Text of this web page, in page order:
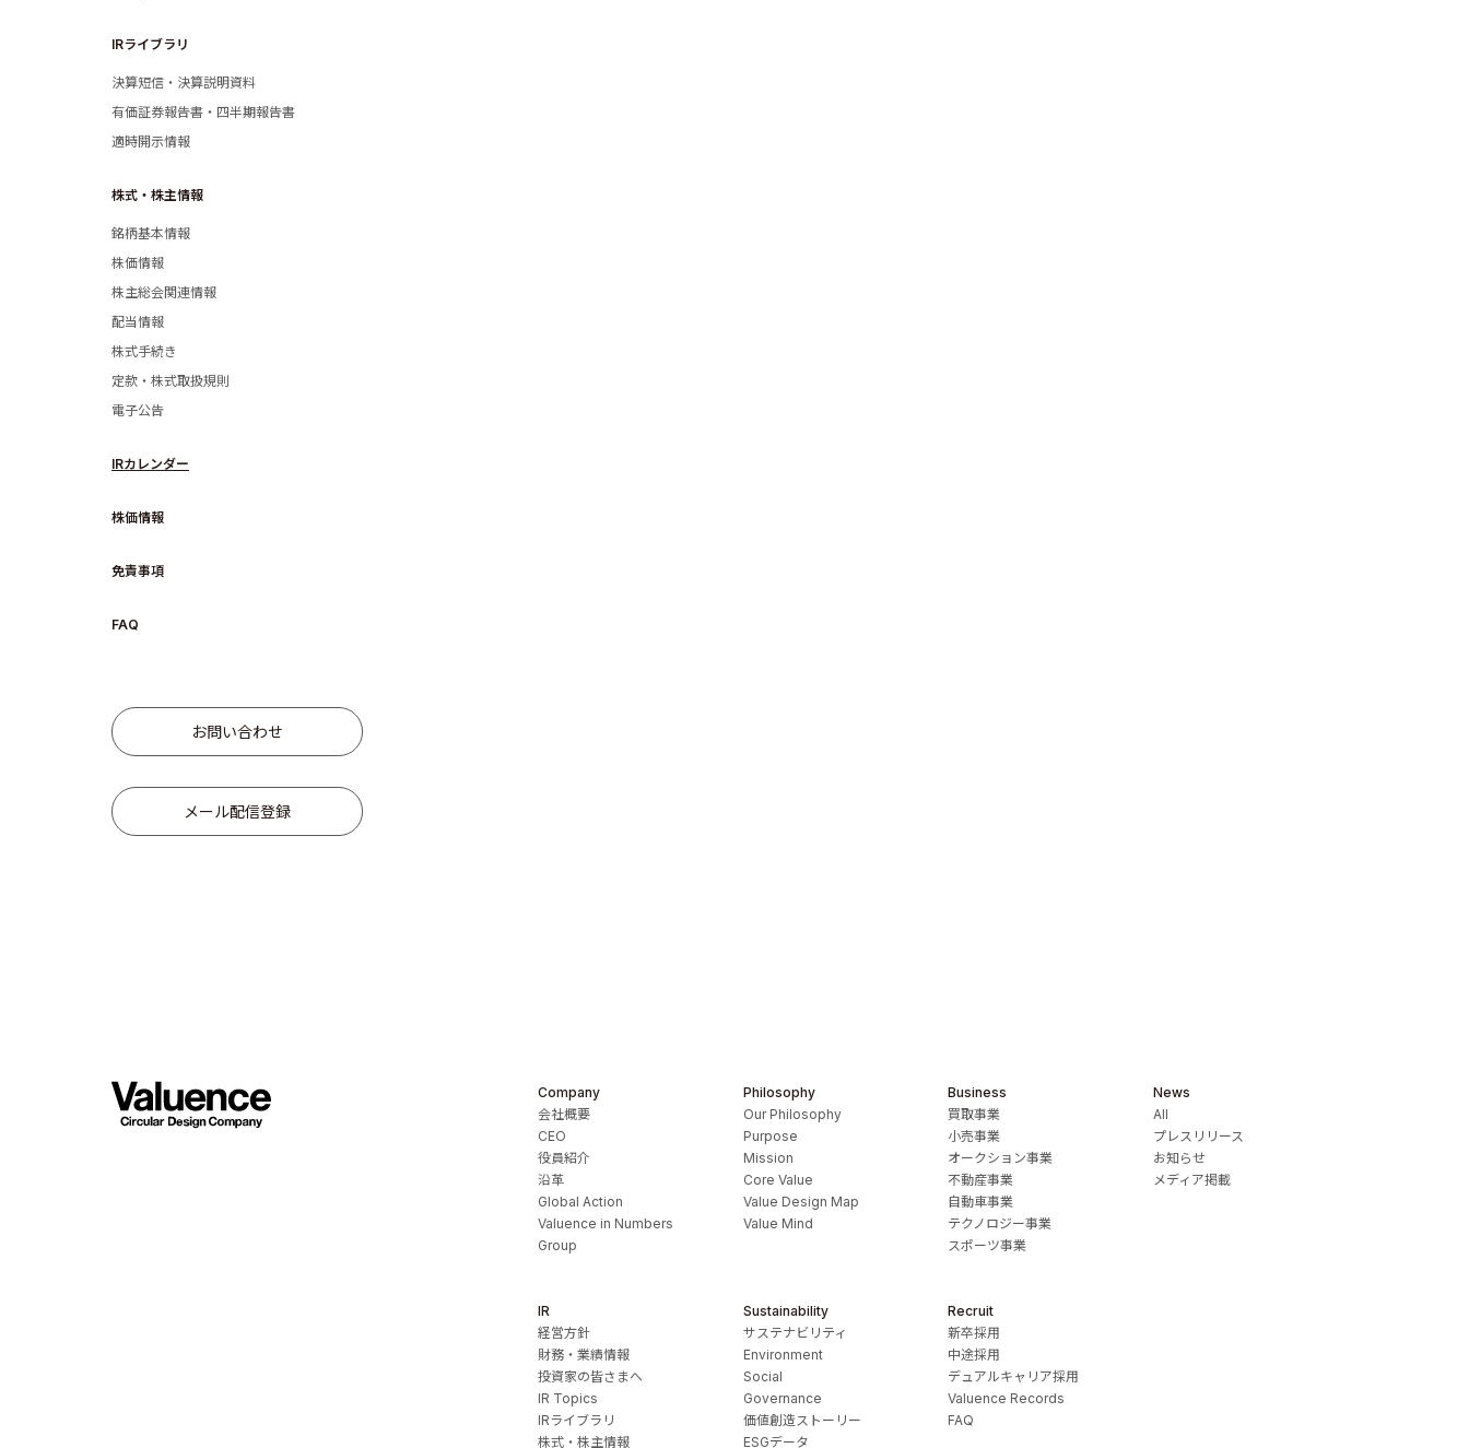
Business
News
Investor Relations
Sustainability
Recruit
IRライブラリ
決算短信・決算説明資料
有価証券報告書・四半期報告書
適時開示情報
株式・株主情報
銘柄基本情報
株価情報
株主総会関連情報
配当情報
株式手続き
定款・株式取扱規則
電子公告
IRカレンダー
株価情報
免責事項
FAQ
お問い合わせ
メール配信登録
Company
会社概要
CEO
役員紹介
沿革
Global Action
Valuence in Numbers
Group
Philosophy
Our Philosophy
Purpose
Mission
Core Value
Value Design Map
Value Mind
Business
買取事業
小売事業
オークション事業
不動産事業
自動車事業
テクノロジー事業
スポーツ事業
News
All
プレスリリース
お知らせ
メディア掲載
IR
経営方針
財務・業績情報
投資家の皆さまへ
IR Topics
IRライブラリ
株式・株主情報
Sustainability
サステナビリティ
Environment
Social
Governance
価値創造ストーリー
ESGデータ
Recruit
新卒採用
中途採用
デュアルキャリア採用
Valuence Records
FAQ